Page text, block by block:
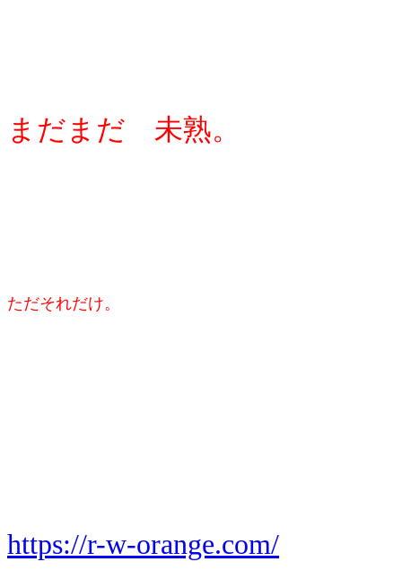
まだまだ 未熟。
ただそれだけ。
https://r-w-orange.com/